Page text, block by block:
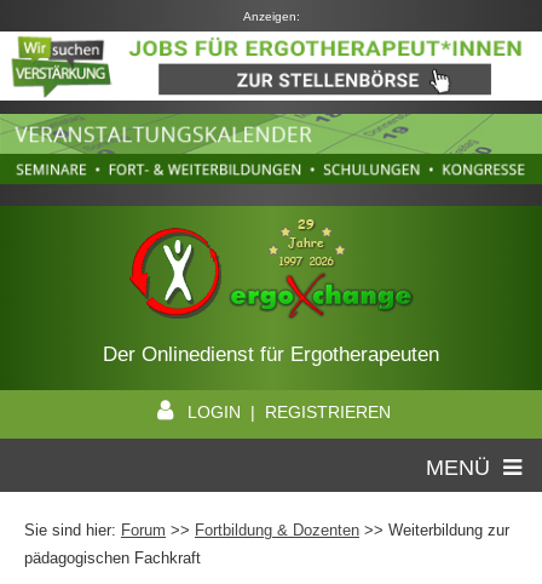
Anzeigen:
Der Onlinedienst für Ergotherapeuten
LOGIN | REGISTRIEREN
MENÜ
Sie sind hier: Forum >> Fortbildung & Dozenten >> Weiterbildung zur
pädagogischen Fachkraft